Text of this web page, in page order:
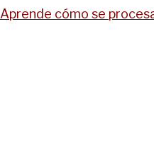
Aprende cómo se